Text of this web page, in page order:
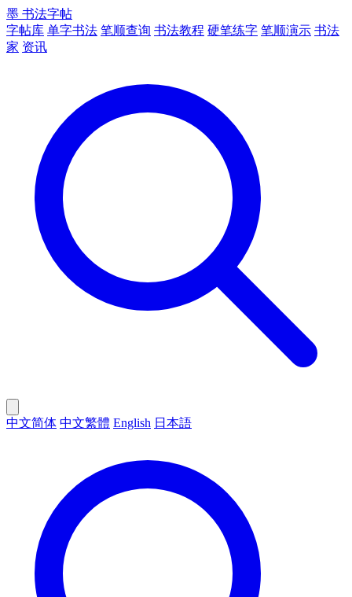
墨 书法字帖
字帖库 单字书法 笔顺查询 书法教程 硬笔练字 笔顺演示 书法
家 资讯
中文简体 中文繁體 English 日本語